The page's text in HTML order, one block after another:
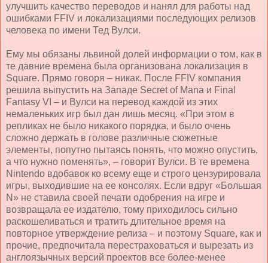
улучшить качество переводов и нанял для работы над
ошибками FFIV и локализациями последующих релизов
человека по имени Тед Вулси.
Ему мы обязаны львиной долей информации о том, как в
те давние времена была организована локализация в
Square. Прямо говоря – никак. После FFIV компания
решила выпустить на Западе Secret of Mana и Final
Fantasy VI – и Вулси на перевод каждой из этих
немаленьких игр был дан лишь месяц. «При этом в
репликах не было никакого порядка, и было очень
сложно держать в голове различные сюжетные
элементы, попутно пытаясь понять, что можно опустить,
а что нужно поменять», – говорит Вулси. В те времена
Nintendo вдобавок ко всему еще и строго цензурировала
игры, выходившие на ее консолях. Если вдруг «Большая
N» не ставила своей печати одобрения на игре и
возвращала ее издателю, тому приходилось сильно
раскошеливаться и тратить длительное время на
повторное утверждение релиза – и поэтому Square, как и
прочие, предпочитала перестраховаться и вырезать из
англоязычных версий проектов все более-менее